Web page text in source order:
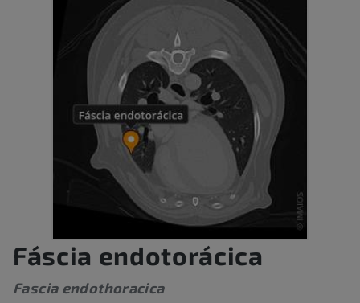
Fáscia endotorácica
Fascia endothoracica